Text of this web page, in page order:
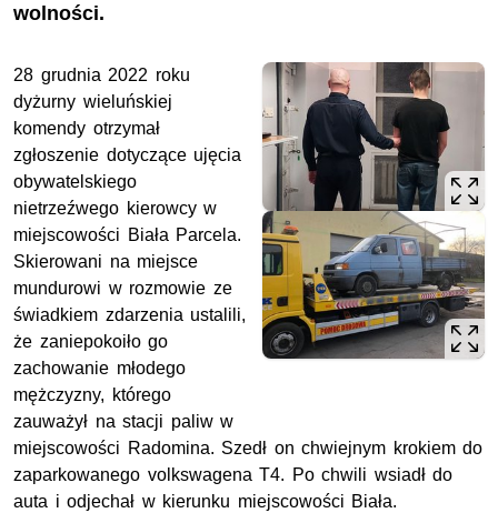
wolności.
28 grudnia 2022 roku
dyżurny wieluńskiej
komendy otrzymał
zgłoszenie dotyczące ujęcia
obywatelskiego
nietrzeźwego kierowcy w
miejscowości Biała Parcela.
Skierowani na miejsce
mundurowi w rozmowie ze
świadkiem zdarzenia ustalili,
że zaniepokoiło go
zachowanie młodego
mężczyzny, którego
zauważył na stacji paliw w
miejscowości Radomina. Szedł on chwiejnym krokiem do
zaparkowanego volkswagena T4. Po chwili wsiadł do
auta i odjechał w kierunku miejscowości Biała.